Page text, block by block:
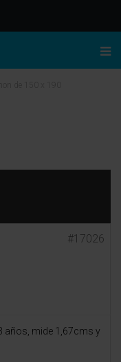
#17026
años, mide 1,67cms y